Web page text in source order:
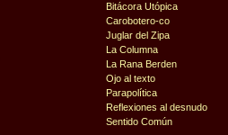
Bitácora Utópica
Carobotero-co
Juglar del Zipa
La Columna
La Rana Berden
Ojo al texto
Parapolítica
Reflexiones al desnudo
Sentido Común